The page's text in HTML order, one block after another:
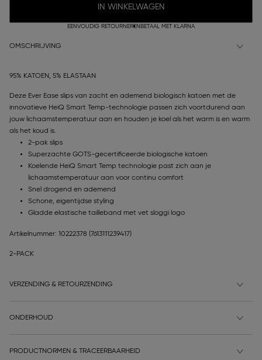
IN WINKELWAGEN
EENVOUDIG RETOURNEREN BETAAL MET KLARNA
OMSCHRIJVING
95% KATOEN, 5% ELASTAAN
Deze Ever Ease slips van zacht en ademend biologisch katoen met de
innovatieve HeiQ Smart Temp-technologie passen zich voortdurend aan
jouw lichaamstemperatuur aan en houden je koel als het warm is en warm
als het koud is.
2-pak slips
Superzachte GOTS-gecertificeerde biologische katoen
Koelende HeiQ Smart Temp technologie past zich aan je
lichaamstemperatuur aan voor continu comfort
Snel drogend en ademend
Schone, eigentijdse styling
Gladde elastische tailleband met vet sloggi logo
Artikelnummer: 10222378 (7613111239417)
2-PACK
VERZENDING & RETOURZENDING
ONDERHOUD
PRODUCTNORMEN & TRACEERBAARHEID